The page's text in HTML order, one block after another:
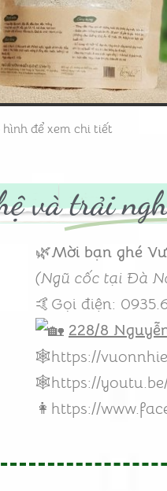
hình để xem chi tiết
và trải
🌿Mời bạn ghé
(Ngũ cốc tại Đà
🤙Gọi điện:
228/8
🕸️https://
🕸️https://
👩 https://